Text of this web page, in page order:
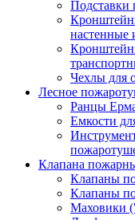
Подставки
настенные
Чехлы для
Лесное
Ранцы
Емкости
Клапана
Клапаны
Клапаны
Маховики